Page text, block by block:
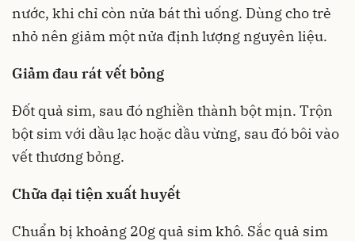
nước, khi chỉ còn nửa bát thì uống. Dùng cho trẻ
nhỏ nên giảm một nửa định lượng nguyên liệu.
Giảm đau rát vết bỏng
Đốt quả sim, sau đó nghiền thành bột mịn. Trộn
bột sim với dầu lạc hoặc dầu vừng, sau đó bôi vào
vết thương bỏng.
Chữa đại tiện xuất huyết
Chuẩn bị khoảng 20g quả sim khô. Sắc quả sim